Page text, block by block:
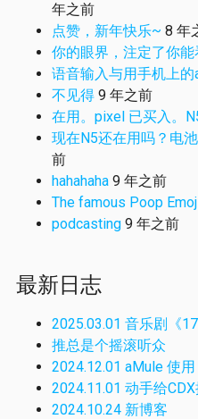
年之前
点赞，新年快乐~ 8 年
你的眼界，注定了你
语音输入与用手机上
不见得 9 年之前
在用。pixel 已买入。
现在N5还在用吗？电
前
hahahaha 9 年之前
The famous Poop
podcasting 9 年之前
最新日志
2025.03.01 音乐剧《
推总是个摇滚听众
2024.12.01 aMule 使用
2024.11.01 动手给
2024.10.24 新博客